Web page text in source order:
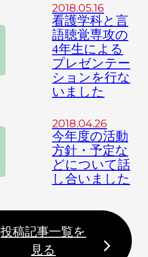
2018.05.16
看護学科と言
語聴覚専攻の
4年生による
プレゼンテー
ションを行な
いました
2018.04.26
今年度の活動
方針・予定な
どについて話
し合いました
投稿記事一覧を
見る